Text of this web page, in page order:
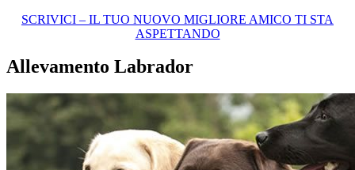
SCRIVICI – IL TUO NUOVO MIGLIORE AMICO TI STA
ASPETTANDO
Allevamento Labrador